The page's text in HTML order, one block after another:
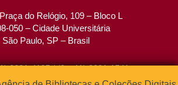
do Relógio, 109 – Bloco L
050 – Cidade Universitária
São Paulo, SP – Brasil
3091-4195 / (0xx11) 3091-1541
Fax: (0xx11) 3091-1567